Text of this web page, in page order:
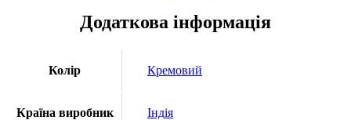
Додаткова інформація
Колір Кремовий
Країна виробник Індія